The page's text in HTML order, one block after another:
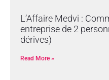
L’Affaire Medvi :
entreprise de 2
dérives)
Read More »